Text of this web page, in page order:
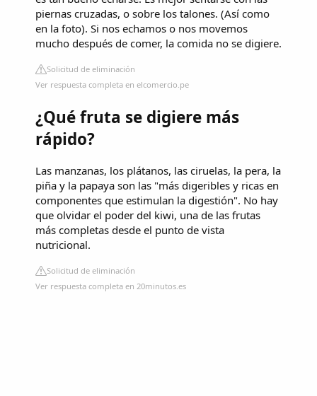
piernas cruzadas, o sobre los talones. (Así como
en la foto). Si nos echamos o nos movemos
mucho después de comer, la comida no se digiere.
Solicitud de eliminación
Ver respuesta completa en elcomercio.pe
¿Qué fruta se digiere más
rápido?
Las manzanas, los plátanos, las ciruelas, la pera, la
piña y la papaya son las "más digeribles y ricas en
componentes que estimulan la digestión". No hay
que olvidar el poder del kiwi, una de las frutas
más completas desde el punto de vista
nutricional.
Solicitud de eliminación
Ver respuesta completa en 20minutos.es